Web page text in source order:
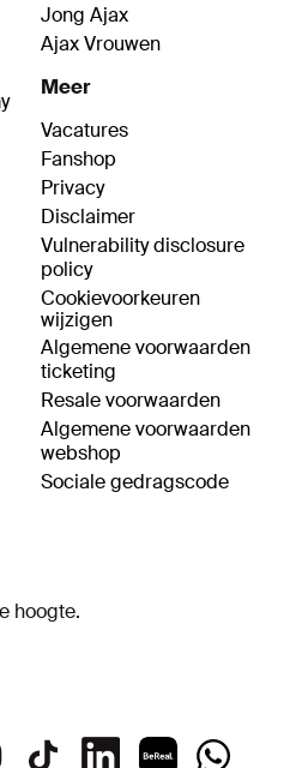
Jong Ajax
Ajax Vrouwen
Meer
Vacatures
Fanshop
Privacy
Disclaimer
Vulnerability disclosure
policy
Cookievoorkeuren
wijzigen
Algemene voorwaarden
ticketing
Resale voorwaarden
Algemene voorwaarden
webshop
Sociale gedragscode
hoogte.